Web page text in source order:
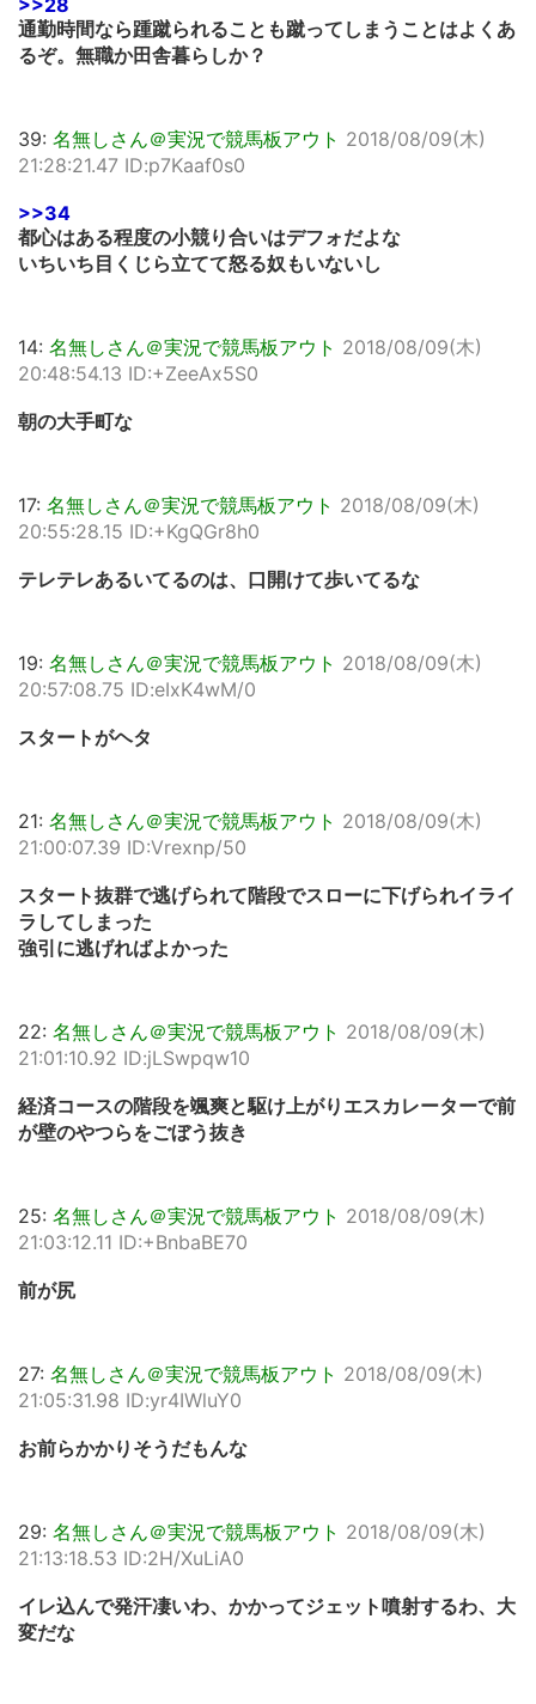
>>28
通勤時間なら踵蹴られることも蹴ってしまうことはよくあ
るぞ。無職か田舎暮らしか？
39: 名無しさん＠実況で競馬板アウト 2018/08/09(木)
21:28:21.47 ID:p7Kaaf0s0
>>34
都心はある程度の小競り合いはデフォだよな
いちいち目くじら立てて怒る奴もいないし
14: 名無しさん＠実況で競馬板アウト 2018/08/09(木)
20:48:54.13 ID:+ZeeAx5S0
朝の大手町な
17: 名無しさん＠実況で競馬板アウト 2018/08/09(木)
20:55:28.15 ID:+KgQGr8h0
テレテレあるいてるのは、口開けて歩いてるな
19: 名無しさん＠実況で競馬板アウト 2018/08/09(木)
20:57:08.75 ID:eIxK4wM/0
スタートがヘタ
21: 名無しさん＠実況で競馬板アウト 2018/08/09(木)
21:00:07.39 ID:Vrexnp/50
スタート抜群で逃げられて階段でスローに下げられイライ
ラしてしまった
強引に逃げればよかった
22: 名無しさん＠実況で競馬板アウト 2018/08/09(木)
21:01:10.92 ID:jLSwpqw10
経済コースの階段を颯爽と駆け上がりエスカレーターで前
が壁のやつらをごぼう抜き
25: 名無しさん＠実況で競馬板アウト 2018/08/09(木)
21:03:12.11 ID:+BnbaBE70
前が尻
27: 名無しさん＠実況で競馬板アウト 2018/08/09(木)
21:05:31.98 ID:yr4IWluY0
お前らかかりそうだもんな
29: 名無しさん＠実況で競馬板アウト 2018/08/09(木)
21:13:18.53 ID:2H/XuLiA0
イレ込んで発汗凄いわ、かかってジェット噴射するわ、大
変だな